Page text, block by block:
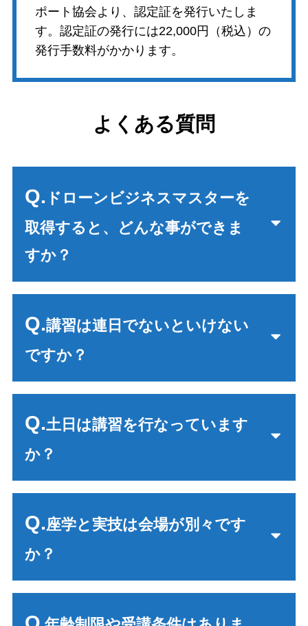
ポート協会より、認定証を発行いたしま
す。認定証の発行には22,000円（税込）の
発行手数料がかかります。
よくある質問
Q. ドローンビジネスマスターを
取得すると、どんな事ができま
すか？
Q.講習は連日でないといけない
ですか？
Q.土日は講習を行なっています
か？
Q.座学と実技は会場が別々です
か？